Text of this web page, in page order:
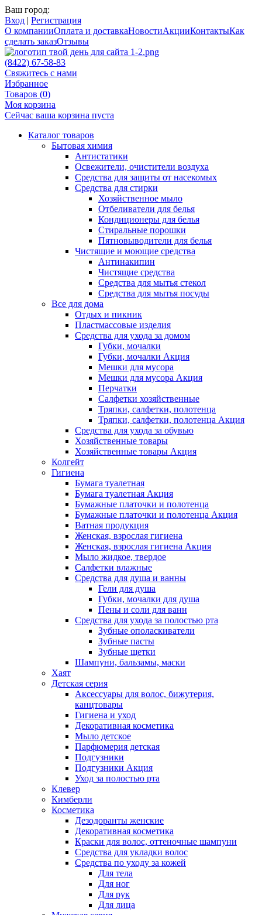
Ваш город:
Вход | Регистрация
О компанииОплата и доставкаНовостиАкцииКонтактыКак
сделать заказОтзывы
(8422) 67-58-83
Свяжитесь с нами
Избранное
Товаров (0)
Моя корзина
Сейчас ваша корзина пуста
Каталог товаров
Бытовая химия
Антистатики
Освежители, очистители воздуха
Средства для защиты от насекомых
Средства для стирки
Хозяйственное мыло
Отбеливатели для белья
Кондиционеры для белья
Стиральные порошки
Пятновыводители для белья
Чистящие и моющие средства
Антинакипин
Чистящие средства
Средства для мытья стекол
Средства для мытья посуды
Все для дома
Отдых и пикник
Пластмассовые изделия
Средства для ухода за домом
Губки, мочалки
Губки, мочалки Акция
Мешки для мусора
Мешки для мусора Акция
Перчатки
Салфетки хозяйственные
Тряпки, салфетки, полотенца
Тряпки, салфетки, полотенца Акция
Средства для ухода за обувью
Хозяйственные товары
Хозяйственные товары Акция
Колгейт
Гигиена
Бумага туалетная
Бумага туалетная Акция
Бумажные платочки и полотенца
Бумажные платочки и полотенца Акция
Ватная продукция
Женская, взрослая гигиена
Женская, взрослая гигиена Акция
Мыло жидкое, твердое
Салфетки влажные
Средства для душа и ванны
Гели для душа
Губки, мочалки для душа
Пены и соли для ванн
Средства для ухода за полостью рта
Зубные ополаскиватели
Зубные пасты
Зубные щетки
Шампуни, бальзамы, маски
Хаят
Детская серия
Аксессуары для волос, бижутерия,
канцтовары
Гигиена и уход
Декоративная косметика
Мыло детское
Парфюмерия детская
Подгузники
Подгузники Акция
Уход за полостью рта
Клевер
Кимберли
Косметика
Дезодоранты женские
Декоративная косметика
Краски для волос, оттеночные шампуни
Средства для укладки волос
Средства по уходу за кожей
Для тела
Для ног
Для рук
Для лица